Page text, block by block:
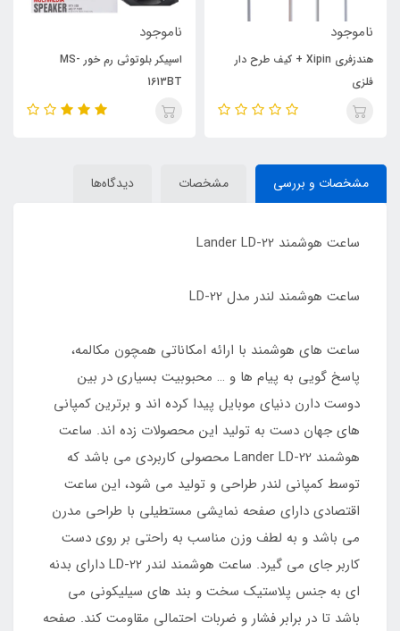
ناموجود
هندزفری Xipin + کیف طرح دار
فلزی
ناموجود
اسپیکر بلوتوثی رم خور MS-
1613BT
مشخصات و بررسی مشخصات دیدگاه‌ها
ساعت هوشمند Lander LD-22
ساعت هوشمند لندر مدل LD-22
ساعت های هوشمند با ارائه امکاناتی همچون مکالمه،
پاسخ گویی به پیام ها و … محبوبیت بسیاری در بین
دوست دارن دنیای موبایل پیدا کرده اند و برترین کمپانی
های جهان دست به تولید این محصولات زده اند. ساعت
هوشمند Lander LD-22 محصولی کاربردی می باشد که
توسط کمپانی لندر طراحی و تولید می شود، این ساعت
اقتصادی دارای صفحه نمایشی مستطیلی با طراحی مدرن
می باشد و به لطف وزن مناسب به راحتی بر روی دست
کاربر جای می گیرد. ساعت هوشمند لندر LD-22 دارای بدنه
ای به جنس پلاستیک سخت و بند های سیلیکونی می
باشد تا در برابر فشار و ضربات احتمالی مقاومت کند. صفحه